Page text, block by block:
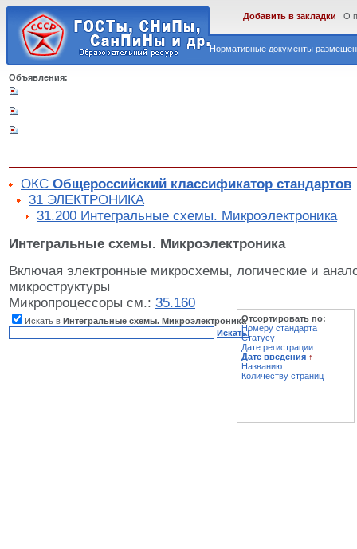
Нормативные документы
Добавить в закладки О
Объявления:
ОКС Общероссийский классификатор стандартов
31 ЭЛЕКТРОНИКА
31.200 Интегральные схемы. Микроэлектроника
Интегральные схемы. Микроэлектроника
Включая электронные микросхемы, логические и
микроструктуры
Микропроцессоры см.: 35.160
Искать в Интегральные схемы. Микроэлектроника
Искать!
Отсортировать по:
Номеру стандарта
Статусу
Дате регистрации
Дате введения ↑
Названию
Количеству страниц